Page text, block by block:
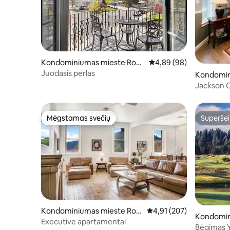
Kondominiumas mieste Rog
ue River
Vidutinis įvertinimas:
4,89 (98)
Juodasis perlas
Jackson
Mėgstamas svečių
Mėgstamas svečių
Kondominiumas mieste Rog
ue River
Vidutinis įvertinimas:
4,91 (207)
Executive apartamentai
h Falls
Bėgimas